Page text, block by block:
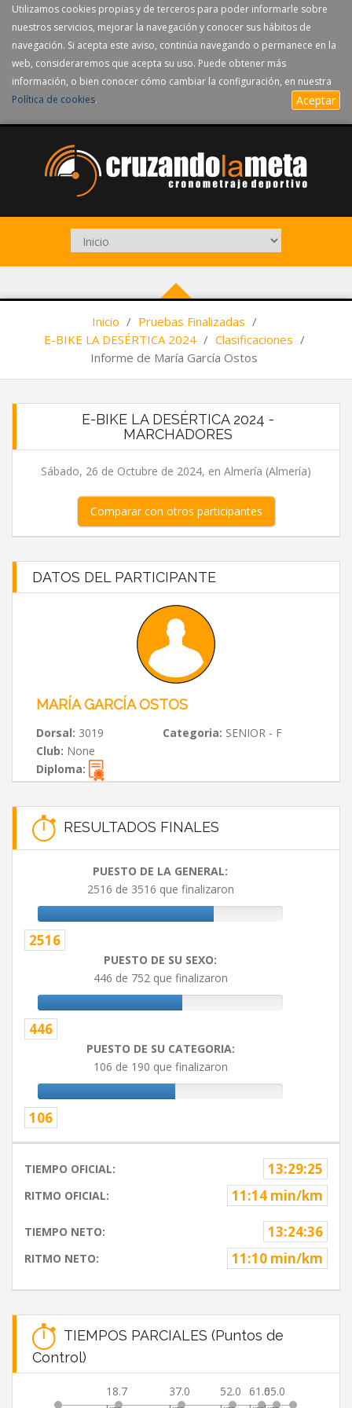
Utilizamos cookies propias y de terceros para poder informarle sobre
nuestros servicios, mejorar la navegación y conocer sus hábitos de
navegación. Si acepta este aviso, continúa navegando o permanece en la
web, consideraremos que acepta su uso. Puede obtener más
información, o bien conocer cómo cambiar la configuración, en nuestra
Política de cookies. Aceptar
Inicio / Pruebas Finalizadas /
E-BIKE LA DESÉRTICA 2024 / Clasificaciones /
Informe de María García Ostos
E-BIKE LA DESÉRTICA 2024 -
MARCHADORES
Sábado, 26 de Octubre de 2024, en Almería (Almería)
Comparar con otros participantes
DATOS DEL PARTICIPANTE
MARÍA GARCÍA OSTOS
Dorsal: 3019 Categoria: SENIOR - F
Club: None
Diploma:
RESULTADOS FINALES
PUESTO DE LA GENERAL:
2516 de 3516 que finalizaron
2516
PUESTO DE SU SEXO:
446 de 752 que finalizaron
446
PUESTO DE SU CATEGORIA:
106 de 190 que finalizaron
106
TIEMPO OFICIAL: 13:29:25
RITMO OFICIAL: 11:14 min/km
TIEMPO NETO: 13:24:36
RITMO NETO: 11:10 min/km
TIEMPOS PARCIALES (Puntos de
Control)
18.7
37.0
52.0
61.065.0